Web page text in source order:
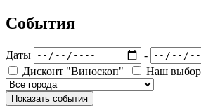
События
Даты
-
Дисконт "Виноскоп"
Наш выбор